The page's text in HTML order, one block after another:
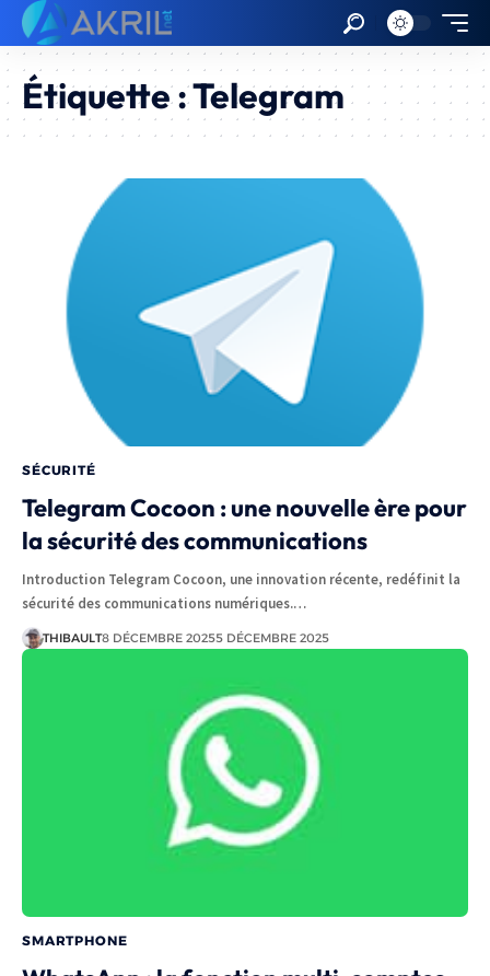
Étiquette :Telegram
SÉCURITÉ
Telegram Cocoon : une nouvelle ère pour
la sécurité des communications
Introduction Telegram Cocoon, une innovation récente, redéfinit la
sécurité des communications numériques.…
THIBAULT8 DÉCEMBRE 20255 DÉCEMBRE 2025
SMARTPHONE